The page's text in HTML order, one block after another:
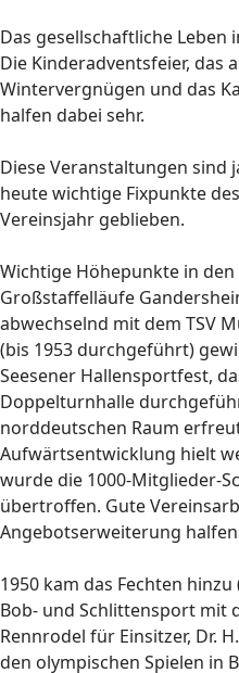
Das gesellschaftliche
Die Kinderadventsfeier, das
Wintervergnügen und das
halfen dabei sehr.
Diese Veranstaltungen sind
heute wichtige Fixpunkte
Vereinsjahr geblieben.
Wichtige Höhepunkte in
Großstaffelläufe
abwechselnd mit dem TSV
(bis 1953 durchgeführt)
Seesener Hallensportfest,
Doppelturnhalle
norddeutschen Raum
Aufwärtsentwicklung hielt
wurde die 1000-Mitglieder-
übertroffen. Gute
Angebotserweiterung
1950 kam das Fechten
Bob- und Schlittensport mit
Rennrodel für Einsitzer, Dr.
den olympischen Spielen in